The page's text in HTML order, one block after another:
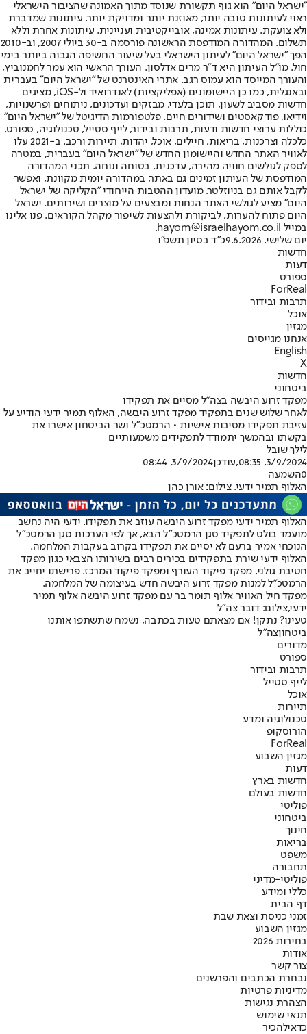
"ישראל היום" הוא גוף תקשורת שנוסד מתוך האמונה שהציבור הישראלי
ראוי לעיתונות טובה יותר, מאוזנת יותר ומדויקת יותר. עיתונות שמדברת
ולא צועקת. עיתונות אמינה, אובייקטיבית ועניינית. עיתונות אחרת וללא
תשלום. המהדורה המודפסת הראשונה פורסמה ב-30 ביולי 2007, וב-2010
הפך "ישראל היום" לעיתון הישראלי בעל שיעור החשיפה הגבוה ביותר בימי
חול. מו"ל העיתון היא ד"ר מרים אדלסון. העורך הראשי הוא עמר לחמנוביץ,
והעורך המייסד הוא עמוס רגב. אתרי האינטרנט של "ישראל היום" בעברית
ובאנגלית, כמו כן היישומונים (אפליקציות) לאנדרואיד ול-iOS, מציגים
חדשות מסביב לשעון, תוכן בלעדי, מבזקים ועדכונים, ניתוחים ופרשנויות,
וידיאו, פודקאסטים ושידורים חיים. פלטפורמות הדיגיטל של "ישראל היום"
כוללות ערוצי חדשות ודעות, תרבות ובידור, לייף סטייל, טכנולוגיה, ספורט,
כלכלה וצרכנות, בריאות, חיילים, אוכל, יהדות, תיירות ורכב. ב-2021 עלו
לאוויר האתר החדש והיישומון החדש של "ישראל היום" בעברית, במטרה
לספק לגולשים חוויה מהירה, עדכנית, בטוחה ונוחה. תכני המהדורה
המודפסת של העיתון זמינים גם באתר, במהדורה יומית מקוונת, ואפשר
לקבל אותם גם בניוזלטר. מועדון ההטבות הייחודי "הקליקה של ישראל
היום" מציע לגולשי האתר הנחות ומבצעים על מוצרים ושירותים. ישראל
היום פתוח להערות, לביקורת ולהצעות לשיפור מקהל הקוראים. פנו אלינו
במייל hayom@israelhayom.co.il.
יום שלישי, 9.6.2026
כ"ד בסיון תשפ"ו
חדשות
דעות
ספורט
ForReal
תרבות ובידור
אוכל
מגזין
אנחנו מגייסים
English
X
חדשות
ביטחוני
מפקד זרוע היבשה בצה"ל מסיים את תפקידו
לאחר שלוש שנים בתפקיד מפקד זרוע היבשה, האלוף תמיר ידעי הודיע על
עזיבת תפקידו מסיבות אישיות • הרמטכ"ל ושר הביטחון אישרו את
בקשתו ובהמשך יתמודד לתפקידים משמעותיים
לילך שובל
3/9/2024, 08:35
,עודכן3/9/2024, 08:44
0השמעה
האלוף תמיר ידעי. צילום: אורן כהן
האלוף תמיר ידעי מפקד זרוע היבשה עוזב את תפקידו. ידעי היה נחשב
מועמד בולט לתפקיד סגן הרמטכ"ל הבא, אך לפי הערכות סגן הרמטכ"ל
הנוכחי אמיר ברעם לא יסיים את תפקידו בקרוב בעקבות המלחמה.
האלוף ידעי שירת בתפקידים בכירים רבים בשירותו הצבאי כגון מפקד
חטיבת גולני, מפקד פיקוד העורף ומפקד פיקוד המרכז. פרישתו יחייב את
הרמטכ"ל למנות מפקד זרוע היבשה חדש בעיצומה של המלחמה.
מפקד חיל האוויר אלוף תומר בר עם מפקד זרוע היבשה אלוף תמיר
ידעי,צילום: דובר צה"ל
טעינו? נתקן! אם מצאתם טעות בכתבה, נשמח שתשתפו אותנו
ביטחוןצה"ל
מדורים
ספורט
תרבות ובידור
לייף סטייל
אוכל
תיירות
טכנולוגיה ומדע
הורוסקופ
ForReal
מגזין השבוע
דעות
חדשות בארץ
חדשות בעולם
פוליטי
ביטחוני
חינוך
בריאות
משפט
תחבורה
פוליטי-מדיני
כללי ומידע
דף הבית
זמני כניסת וצאת שבת
מגזין השבוע
בחירות 2026
אודות
צור קשר
נבחרת הכתבים והפרשנים
מדיניות פרטיות
הצהרת נגישות
תנאי שימוש
כדאילהכיר